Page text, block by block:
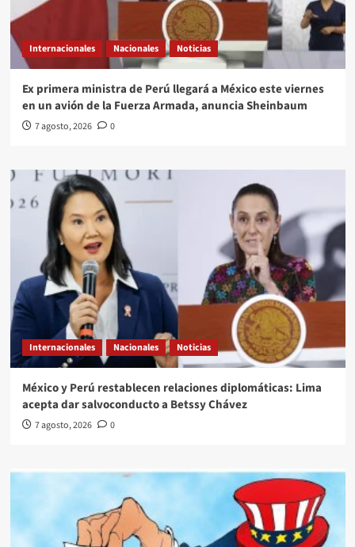
Internacionales Nacionales Noticias
Ex primera ministra de Perú llegará a México este viernes
en un avión de la Fuerza Armada, anuncia Sheinbaum
7 agosto, 2026 0
Internacionales Nacionales Noticias
México y Perú restablecen relaciones diplomáticas: Lima
acepta dar salvoconducto a Betssy Chávez
7 agosto, 2026 0